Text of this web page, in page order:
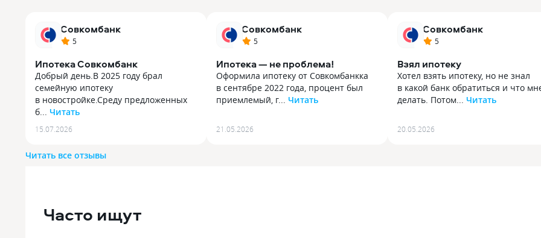
Совкомбанк
5
Ипотека Совкомбанк
Добрый день.В 2025 году брал
семейную ипотеку
в новостройке.Среду предложенных
б... Читать
Добрый день. В 2025 году брал
семейную ипотеку в новостройке.
остановился на Совкомбанке, т. К.
менеджер провел опрос и сообщил
какие документы нужно приложить.
15.07.2026
Совкомбанк
5
Ипотека — не проблема!
Оформила ипотеку от Совкомбанкка
в сентябре 2022 года, процент был
приемлемый, г... Читать
в сентябре 2022 года, процент был
приемлемый, грамотное оформление
21.05.2026
Совкомбанк
5
Взял ипотеку
Хотел взять ипотеку, но не знал
в какой банк обратиться и что
делать. Потом... Читать
в какой банк обратиться и что мне
делать. Потом я думал, а какие у
20.05.2026
Читать все отзывы
Часто ищут